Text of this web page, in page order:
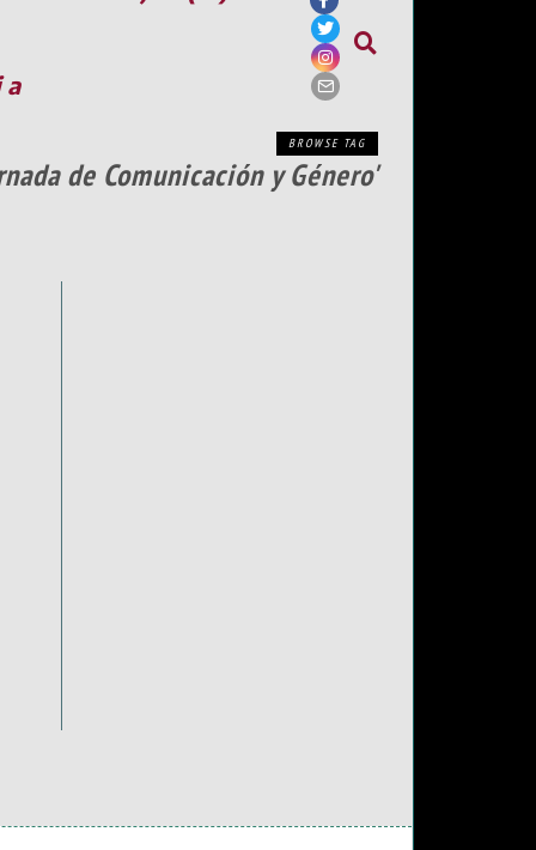
BROWSE TAG
de Comunicación y Género'